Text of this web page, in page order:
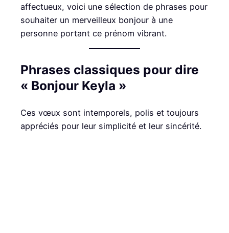
affectueux, voici une sélection de phrases pour
souhaiter un merveilleux bonjour à une
personne portant ce prénom vibrant.
Phrases classiques pour dire
« Bonjour Keyla »
Ces vœux sont intemporels, polis et toujours
appréciés pour leur simplicité et leur sincérité.